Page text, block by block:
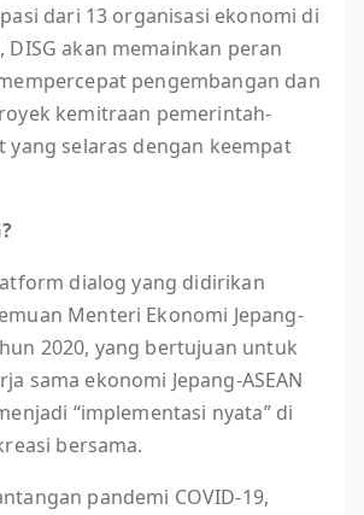
dari 13 organisasi ekonomi di
DISG akan memainkan peran
pengembangan dan
kemitraan pemerintah-
yang selaras dengan keempat
dialog yang didirikan
Menteri Ekonomi Jepang-
2020, yang bertujuan untuk
sama ekonomi Jepang-ASEAN
“implementasi nyata” di
bersama.
pandemi COVID-19,